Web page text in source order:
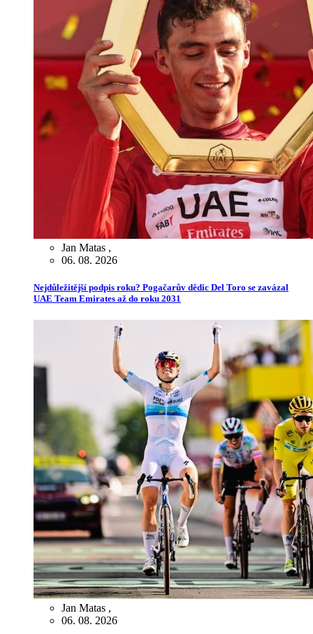
Jan Matas ,
06. 08. 2026
Nejdůležitější podpis roku? Pogačarův dědic Del Toro se zavázal
UAE Team Emirates až do roku 2031
Jan Matas ,
06. 08. 2026